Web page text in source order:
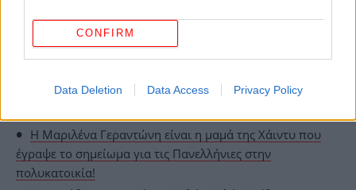
CONFIRM
Data Deletion Data Access Privacy Policy
Η Μαριλένα Γεραντώνη είναι η μαμά της Χάιντυ που
έγραψε το σημείωμα για τις Πανελλήνιες στην
πολυκατοικία!